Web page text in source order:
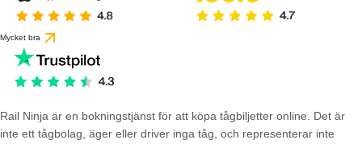
Mycket bra
Rail Ninja är en bokningstjänst för att köpa tågbiljetter online. Det är
inte ett tågbolag, äger eller driver inga tåg, och representerar inte